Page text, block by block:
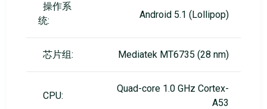
操作系
统:
Android 5.1 (Lollipop)
芯片组: Mediatek MT6735 (28 nm)
CPU:
Quad-core 1.0 GHz Cortex-
A53